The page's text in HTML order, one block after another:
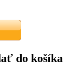
do košíka